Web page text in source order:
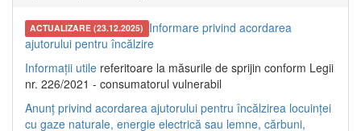
ACTUALIZARE (23.12.2025) Informare privind acordarea
ajutorului pentru încălzire
Informații utile referitoare la măsurile de sprijin conform Legii
nr. 226/2021 - consumatorul vulnerabil
Anunț privind acordarea ajutorului pentru încălzirea locuinței
cu gaze naturale, energie electrică sau lemne, cărbuni,